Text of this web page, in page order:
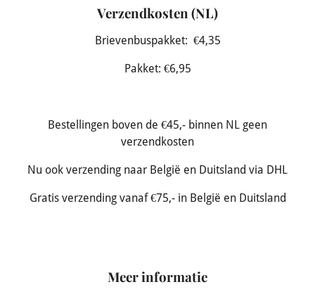
Verzendkosten (NL)
Brievenbuspakket: €4,35
Pakket: €6,95
Bestellingen boven de €45,- binnen NL geen
verzendkosten
Nu ook verzending naar België en Duitsland via DHL
Gratis verzending vanaf €75,- in België en Duitsland
Meer informatie